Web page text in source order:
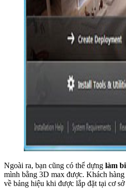
Ngoài ra, bạn cũng có thể dựng làm
mình bằng 3D max được. Khách
về bảng hiệu khi được lắp đặt tại cơ sở